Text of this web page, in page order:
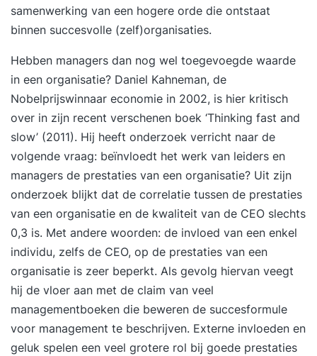
samenwerking van een hogere orde die ontstaat
binnen succesvolle (zelf)organisaties.
Hebben managers dan nog wel toegevoegde waarde
in een organisatie? Daniel Kahneman, de
Nobelprijswinnaar economie in 2002, is hier kritisch
over in zijn recent verschenen boek ‘Thinking fast and
slow’ (2011). Hij heeft onderzoek verricht naar de
volgende vraag: beïnvloedt het werk van leiders en
managers de prestaties van een organisatie? Uit zijn
onderzoek blijkt dat de correlatie tussen de prestaties
van een organisatie en de kwaliteit van de CEO slechts
0,3 is. Met andere woorden: de invloed van een enkel
individu, zelfs de CEO, op de prestaties van een
organisatie is zeer beperkt. Als gevolg hiervan veegt
hij de vloer aan met de claim van veel
managementboeken die beweren de succesformule
voor management te beschrijven. Externe invloeden en
geluk spelen een veel grotere rol bij goede prestaties